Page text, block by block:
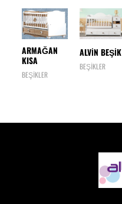
ARMAĞAN
KISA
BEŞİKLER
ALVİN BEŞİK
BEŞİKLER